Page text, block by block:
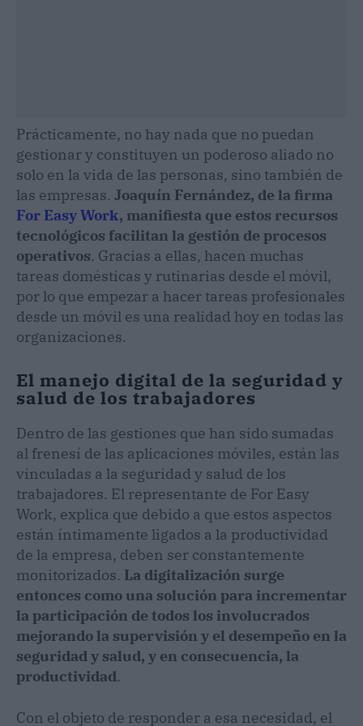
Prácticamente, no hay nada que no puedan
gestionar y constituyen un poderoso aliado no
solo en la vida de las personas, sino también de
las empresas. Joaquín Fernández, de la firma
For Easy Work, manifiesta que estos recursos
tecnológicos facilitan la gestión de procesos
operativos. Gracias a ellas, hacen muchas
tareas domésticas y rutinarias desde el móvil,
por lo que empezar a hacer tareas profesionales
desde un móvil es una realidad hoy en todas las
organizaciones.
El manejo digital de la seguridad y
salud de los trabajadores
Dentro de las gestiones que han sido sumadas
al frenesí de las aplicaciones móviles, están las
vinculadas a la seguridad y salud de los
trabajadores. El representante de For Easy
Work, explica que debido a que estos aspectos
están íntimamente ligados a la productividad
de la empresa, deben ser constantemente
monitorizados. La digitalización surge
entonces como una solución para incrementar
la participación de todos los involucrados
mejorando la supervisión y el desempeño en la
seguridad y salud, y en consecuencia, la
productividad.
Con el objeto de responder a esa necesidad, el